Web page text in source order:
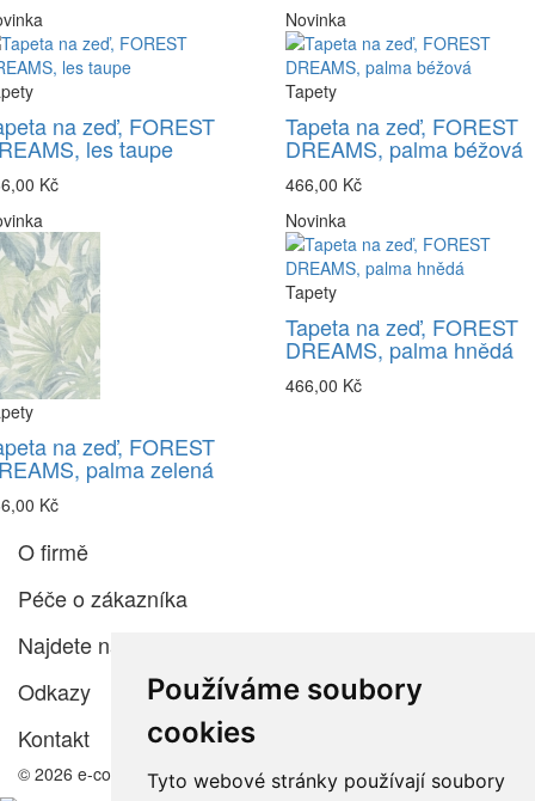
Používáme soubory
cookies
Tyto webové stránky používají soubory
na zeď, FOREST
les taupe
Kč
Novinka
Tapety
Tapeta na zeď, FOREST
DREAMS, palma béžová
466,00 Kč
na zeď, FOREST
palma zelená
Kč
Novinka
Tapety
Tapeta na zeď, FOREST
DREAMS, palma hnědá
466,00 Kč
O firmě
Péče o zákazníka
Najdete nás
Odkazy
Kontakt
© 2026 e-color.cz